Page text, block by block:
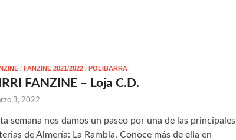
/ FANZINE 2021/2022 / POLIBARRA
FANZINE – Loja C.D.
3, 2022
semana nos damos un paseo por una de las principales
de Almería: La Rambla. Conoce más de ella en